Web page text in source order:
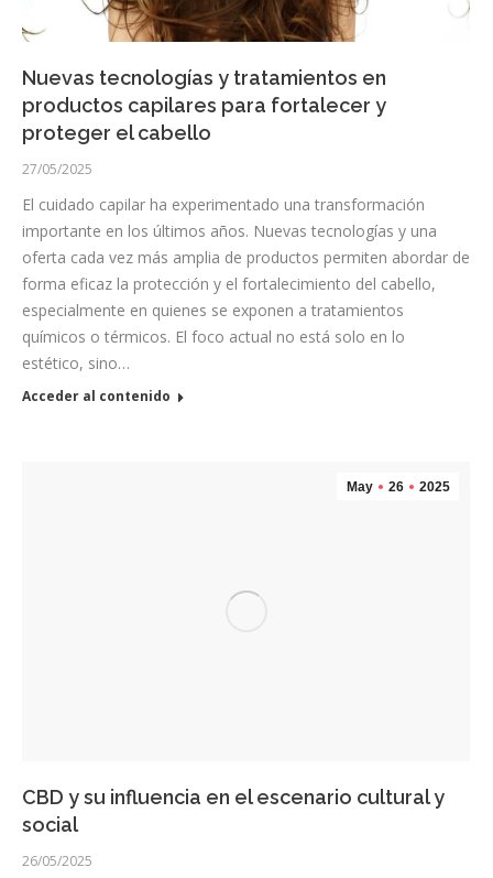
Nuevas tecnologías y tratamientos en
productos capilares para fortalecer y
proteger el cabello
27/05/2025
El cuidado capilar ha experimentado una transformación
importante en los últimos años. Nuevas tecnologías y una
oferta cada vez más amplia de productos permiten abordar de
forma eficaz la protección y el fortalecimiento del cabello,
especialmente en quienes se exponen a tratamientos
químicos o térmicos. El foco actual no está solo en lo
estético, sino…
Acceder al contenido
May 26 2025
CBD y su influencia en el escenario cultural y
social
26/05/2025